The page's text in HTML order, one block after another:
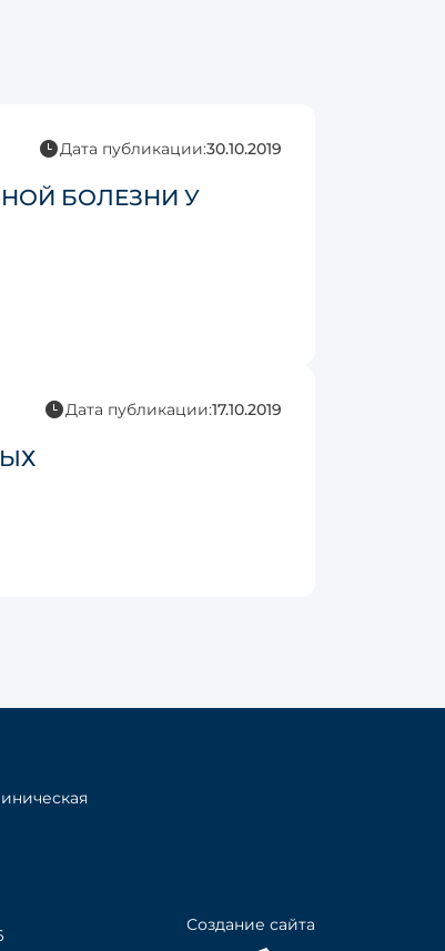
Дата публикации:30.10.2019
БОЛЕЗНИ У
Дата публикации:17.10.2019
Создание сайта